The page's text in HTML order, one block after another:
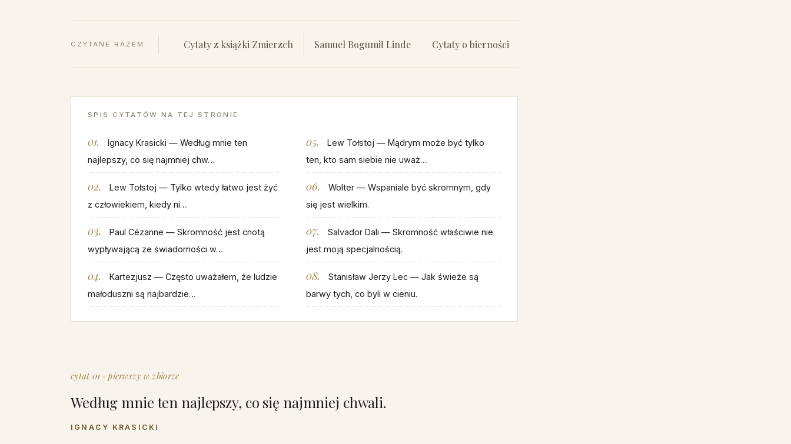
CZYTANE RAZEM Cytaty z książki Zmierzch Samuel Bogumił Linde Cytaty o bierności
SPIS CYTATÓW NA TEJ STRONIE
Ignacy Krasicki — Według mnie ten
najlepszy, co się najmniej chw…
Lew Tołstoj — Tylko wtedy łatwo jest żyć
z człowiekiem, kiedy ni…
Paul Cézanne — Skromność jest cnotą
wypływającą ze świadomości w…
Kartezjusz — Często uważałem, że ludzie
małoduszni są najbardzie…
Lew Tołstoj — Mądrym może być tylko
ten, kto sam siebie nie uważ…
Wolter — Wspaniale być skromnym, gdy
się jest wielkim.
Salvador Dali — Skromność właściwie nie
jest moją specjalnością.
Stanisław Jerzy Lec — Jak świeże są
barwy tych, co byli w cieniu.
cytat 01 · pierwszy w zbiorze
Według mnie ten najlepszy, co się najmniej chwali.
IGNACY KRASICKI